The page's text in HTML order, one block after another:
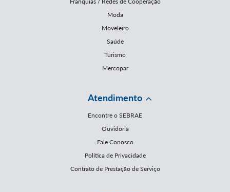
Moda
Moveleiro
Saúde
Turismo
Mercopar
Atendimento
Encontre o SEBRAE
Ouvidoria
Fale Conosco
Política de Privacidade
Contrato de Prestação de Serviço